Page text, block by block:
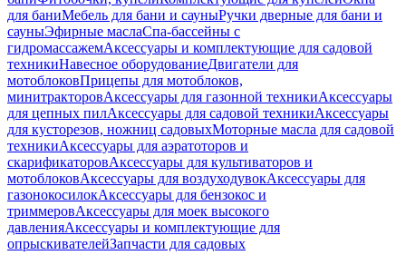
для баниМебель для бани и сауныРучки дверные для бани и
сауныЭфирные маслаСпа-бассейны с
гидромассажемАксессуары и комплектующие для садовой
техникиНавесное оборудованиеДвигатели для
мотоблоковПрицепы для мотоблоков,
минитракторовАксессуары для газонной техникиАксессуары
для цепных пилАксессуары для садовой техникиАксессуары
для кусторезов, ножниц садовыхМоторные масла для садовой
техникиАксессуары для аэратоторов и
скарификаторовАксессуары для культиваторов и
мотоблоковАксессуары для воздуходувокАксессуары для
газонокосилокАксессуары для бензокос и
триммеровАксессуары для моек высокого
давленияАксессуары и комплектующие для
опрыскивателейЗапчасти для садовых